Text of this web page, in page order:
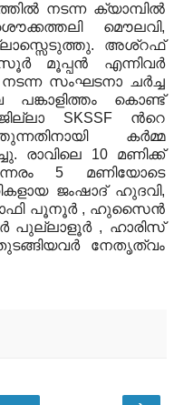
നടന്ന ക്യാമ്പില്‍
മൌലവി,
. അശ്റഫ്
മൂപ്പന്‍ എന്നിവര്‍
സംഘടനാ ചര്‍ച്ച
കൊണ്ട്
SKSSF ന്‍റെ
കര്‍മ്മ
. രാവിലെ 10 മണിക്ക്
5 മണിയോടെ
ജംഷാദ് ഹുദവി,
പൂനൂര്‍ , ഹുസൈന്‍
പുല്ലാളൂര്‍ , ഹാരിസ്
നേതൃത്വം